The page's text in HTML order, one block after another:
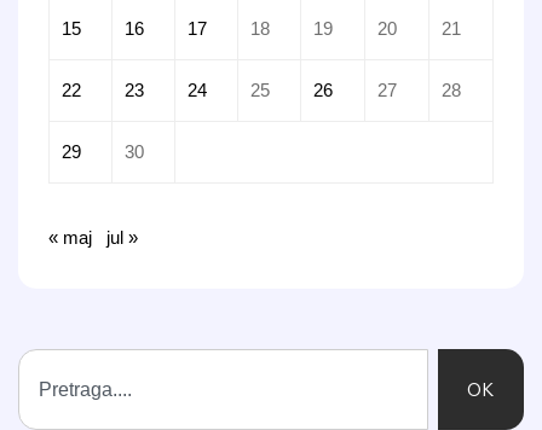
15 16 17 18 19 20 21
22 23 24 25 26 27 28
29 30
« maj jul »
OK